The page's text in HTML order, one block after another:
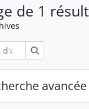
de 1
avancée